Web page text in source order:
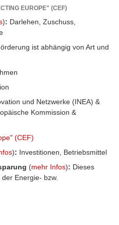
EUROPE" (CEF)
): Darlehen, Zuschuss,
ist abhängig von Art und
und Netzwerke (INEA) &
Kommission &
(CEF)
): Investitionen, Betriebsmittel
(mehr Infos): Dieses
Energie- bzw.